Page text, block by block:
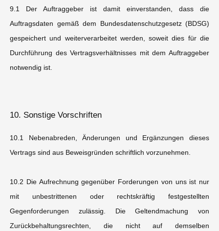
9.1 Der Auftraggeber ist damit einverstanden, dass die
Auftragsdaten gemäß dem Bundesdatenschutzgesetz (BDSG)
gespeichert und weiterverarbeitet werden, soweit dies für die
Durchführung des Vertragsverhältnisses mit dem Auftraggeber
notwendig ist.
10. Sonstige Vorschriften
10.1 Nebenabreden, Änderungen und Ergänzungen dieses
Vertrags sind aus Beweisgründen schriftlich vorzunehmen.
10.2 Die Aufrechnung gegenüber Forderungen von uns ist nur
mit unbestrittenen oder rechtskräftig festgestellten
Gegenforderungen zulässig. Die Geltendmachung von
Zurückbehaltungsrechten, die nicht auf demselben